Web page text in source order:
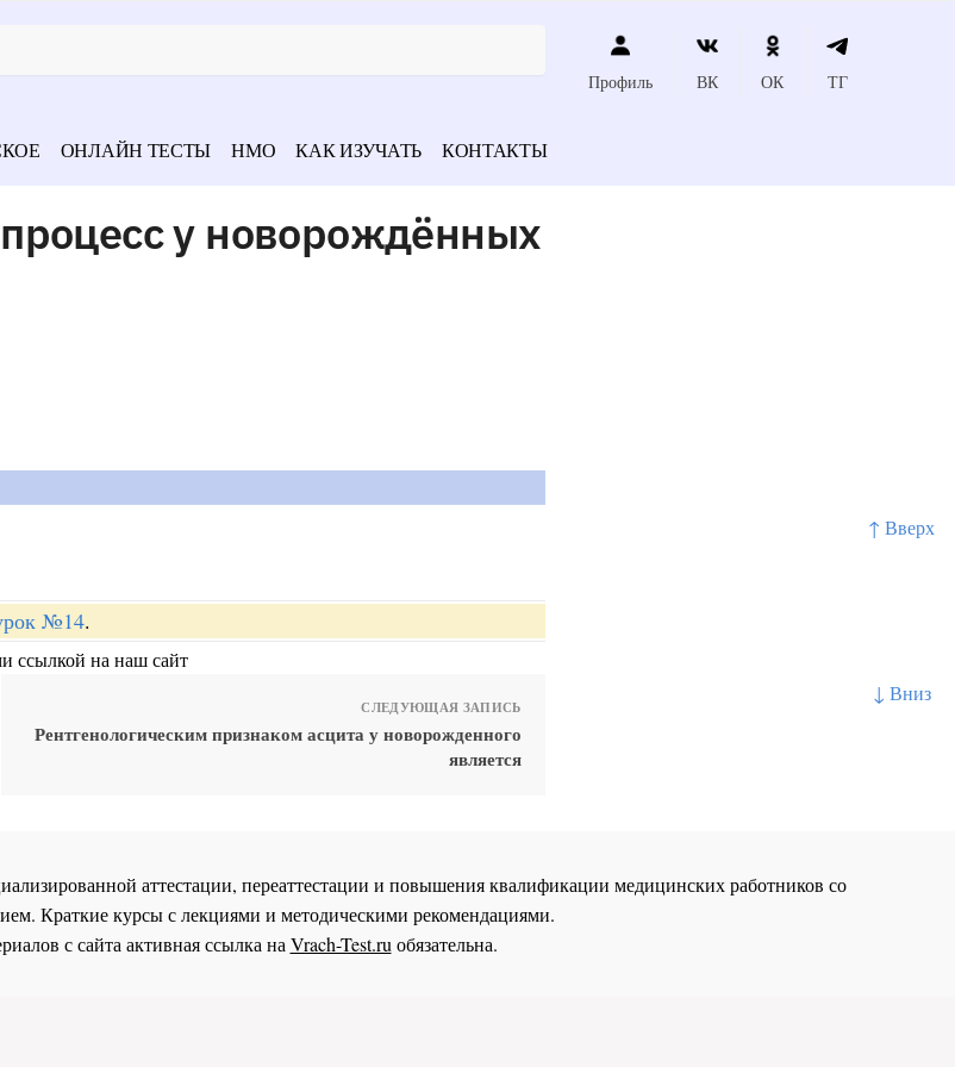
↑ Вверх
↓ Вниз
Профиль ВК ОК ТГ
ОНЛАЙН ТЕСТЫ НМО КАК ИЗУЧАТЬ КОНТАКТЫ
у новорождённых
№14.
ссылкой на наш сайт
СЛЕДУЮЩАЯ ЗАПИСЬ
Рентгенологическим признаком асцита у новорожденного
является
аттестации, переаттестации и повышения квалификации медицинских работников со
Краткие курсы с лекциями и методическими рекомендациями.
с сайта активная ссылка наVrach-Test.ruобязательна.